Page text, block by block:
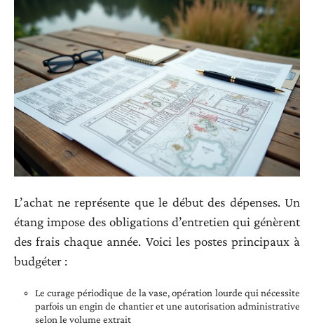
L’achat ne représente que le début des dépenses. Un
étang impose des obligations d’entretien qui génèrent
des frais chaque année. Voici les postes principaux à
budgéter :
Le curage périodique de la vase, opération lourde qui nécessite
parfois un engin de chantier et une autorisation administrative
selon le volume extrait